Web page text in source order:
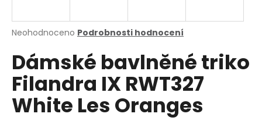
Průměrné
produktu
je
0,0
5
hvězdiček.
Neohodnoceno Podrobnosti hodnocení
Dámské bavlněné triko
Filandra IX RWT327
White Les Oranges
j
t
?